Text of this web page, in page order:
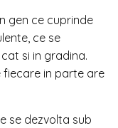
gen ce cuprinde
ce se
si in gradina.
fiecare in parte are
se dezvolta sub